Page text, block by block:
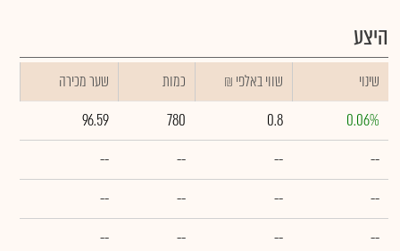
היצע
שינוי ₪ שווי באלפי כמות
שער מכירה
0.06%
0.8
780
96.59
--
--
--
--
--
--
--
--
--
--
--
--